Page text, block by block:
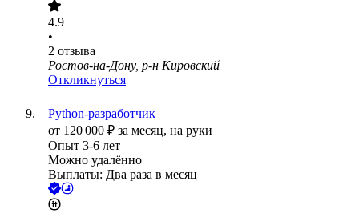
4.9
•
2 отзыва
Ростов-на-Дону, р-н Кировский
Откликнуться
Python-разработчик
от 120 000 ₽ за месяц, на руки
Опыт 3-6 лет
Можно удалённо
Выплаты: Два раза в месяц